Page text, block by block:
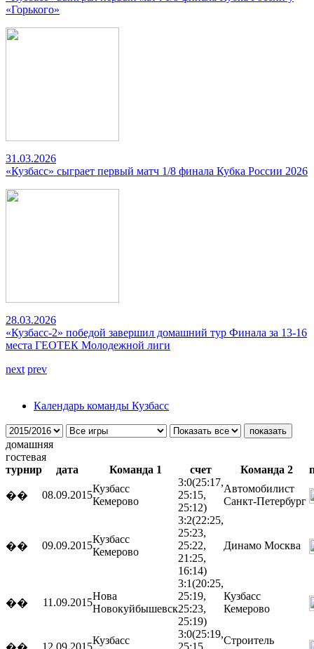
«Горького»
31.03.2026
«Кузбасс» сыграет первый матч 1/8 финала Кубка России 2026
28.03.2026
«Кузбасс-2» победой завершил домашний тур Финала за 13-16
места ГЕОТЕК Молодежной лиги
next prev
Календарь команды Кузбасс
домашняя
гостевая
турнир
дата Команда 1 счет Команда 2
�� 08.09.2015
Кузбасс
Кемерово
3:0(25:17,
25:15,
25:12)
Автомобилист
Санкт-Петербург
�� 09.09.2015
Кузбасс
Кемерово
3:2(22:25,
25:23,
25:22,
21:25,
16:14)
Динамо Москва
�� 11.09.2015
Нова
Новокуйбышевск
3:1(20:25,
25:19,
25:23,
25:19)
Кузбасс
Кемерово
12.09.2015
Кузбасс
3:0(25:19,
25:15,
Строитель